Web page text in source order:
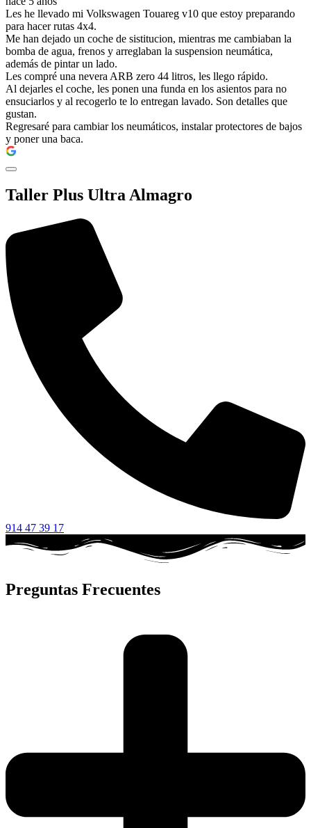
Les he llevado mi Volkswagen Touareg v10 que estoy preparando
para hacer rutas 4x4.
Me han dejado un coche de sistitucion, mientras me cambiaban la
bomba de agua, frenos y arreglaban la suspension neumática,
además de pintar un lado.
Les compré una nevera ARB zero 44 litros, les llego rápido.
Al dejarles el coche, les ponen una funda en los asientos para no
ensuciarlos y al recogerlo te lo entregan lavado. Son detalles que
gustan.
Regresaré para cambiar los neumáticos, instalar protectores de bajos
y poner una baca.
Taller Plus Ultra Almagro
914 47 39 17
Preguntas Frecuentes